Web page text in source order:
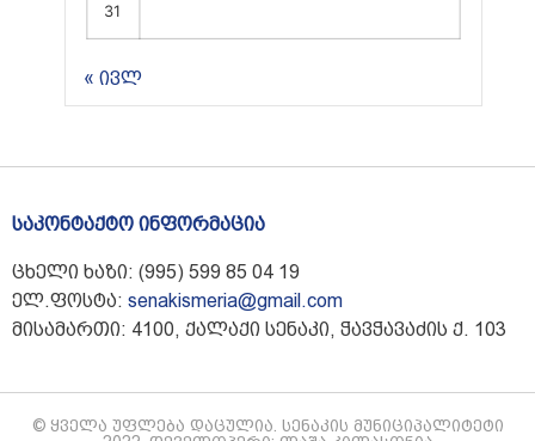
31
« ივლ
საკონტაქტო ინფორმაცია
ცხელი ხაზი: (995) 599 85 04 19
ელ.ფოსტა: senakismeria@gmail.com
მისამართი: 4100, ქალაქი სენაკი, ჭავჭავაძის ქ. 103
© ყველა უფლება დაცულია. სენაკის მუნიციპალიტეტი